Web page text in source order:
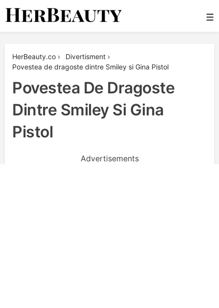
Skip
☰
HerBeauty.co › Divertisment ›
Povestea de dragoste dintre Smiley si Gina Pistol
Povestea De Dragoste
Dintre Smiley Si Gina
Pistol
Advertisements